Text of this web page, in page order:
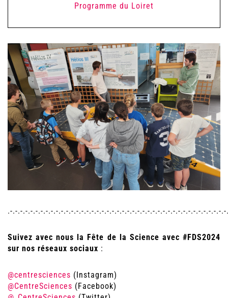
Programme du Loiret
.-.-.-.-.-.-.-.-.-.-.-.-.-.-.-.-.-.-.-.-.-.-.-.-.-.-.-.-.-.-.-.-.-.-.-.-.-.-.-.-.-
Suivez avec nous la Fête de la Science avec #FDS2024
sur nos réseaux sociaux :
@centresciences (Instagram)
@CentreSciences (Facebook)